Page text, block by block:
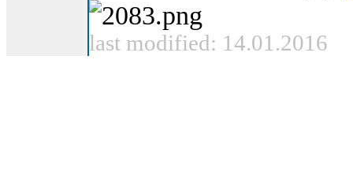
last modified: 14.01.2016